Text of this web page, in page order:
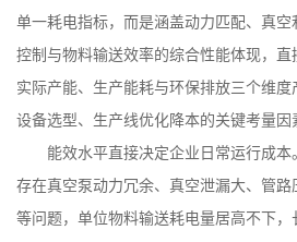
单一耗电指标，而是涵盖动力匹配、真
控制与物料输送效率的综合性能体现，
实际产能、生产能耗与环保排放三个维
设备选型、生产线优化降本的关键考量因
能效水平直接决定企业日常运行成本
存在真空泵动力冗余、真空泄漏大、管
等问题，单位物料输送耗电量居高不下